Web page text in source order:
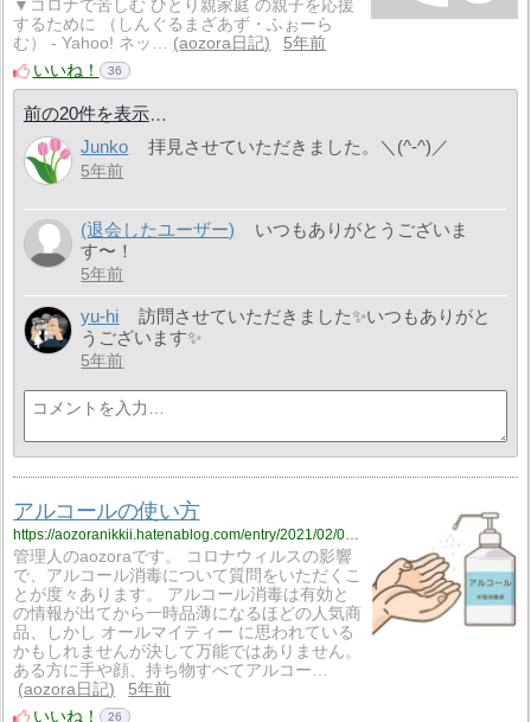
▼コロナで苦しむ ひとり親家庭 の親子を応援
するために （しんぐるまざあず・ふぉーら
む） - Yahoo! ネッ…
aozora日記
5年前
いいね！
36
前の20件を表示
Junko
拝見させていただきました。＼(^-^)／
5年前
(退会したユーザー)
いつもありがとうございま
す〜！
5年前
yu-hi
訪問させていただきました✨いつもありがと
うございます✨
5年前
アルコールの使い方
https://aozoranikkii.hatenablog.com/entry/2021/02/05/101735
管理人のaozoraです。 コロナウィルスの影響
で、アルコール消毒について質問をいただくこ
とが度々あります。 アルコール消毒は有効と
の情報が出てから一時品薄になるほどの人気商
品、しかし オールマイティー に思われている
かもしれませんが決して万能ではありません。
ある方に手や顔、持ち物すべてアルコー…
aozora日記
5年前
いいね！
26